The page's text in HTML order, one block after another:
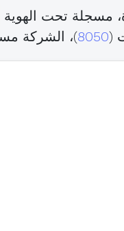
مسجلة تحت الهوية
(
8050)، الشركة